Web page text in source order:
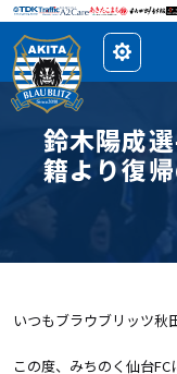
レ
イ
ア
を
カ
ス
タ
マ
鈴木陽成
籍より復
いつもブラウブリッツ秋
この度、みちのく仙台